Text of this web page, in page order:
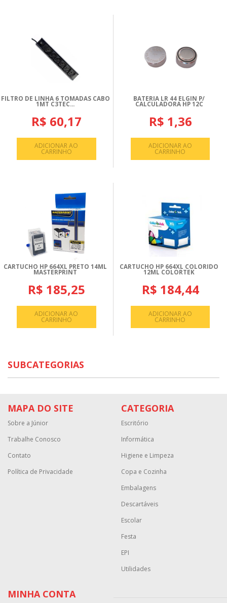
FILTRO DE LINHA 6 TOMADAS CABO
1MT C3TEC...
R$ 60,17
ADICIONAR AO
CARRINHO
BATERIA LR 44 ELGIN P/
CALCULADORA HP 12C
R$ 1,36
ADICIONAR AO
CARRINHO
CARTUCHO HP 664XL PRETO 14ML
MASTERPRINT
R$ 185,25
ADICIONAR AO
CARRINHO
CARTUCHO HP 664XL COLORIDO
12ML COLORTEK
R$ 184,44
ADICIONAR AO
CARRINHO
SUBCATEGORIAS
MAPA DO SITE
Sobre a Júnior
Trabalhe Conosco
Contato
Política de Privacidade
CATEGORIA
Escritório
Informática
Higiene e Limpeza
Copa e Cozinha
Embalagens
Descartáveis
Escolar
Festa
EPI
Utilidades
MINHA CONTA